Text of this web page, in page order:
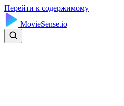
Перейти к содержимому
MovieSense.io